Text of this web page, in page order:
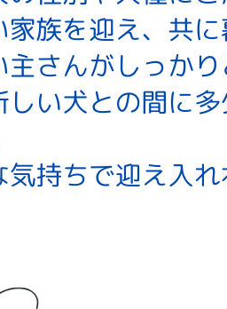
しつけ相談 預託トレーニング